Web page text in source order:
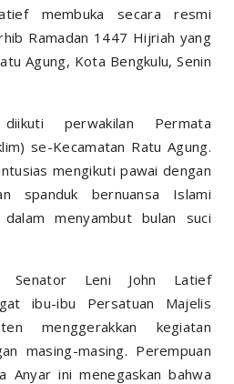
membuka secara resmi
Ramadan 1447 Hijriah yang
Agung, Kota Bengkulu, Senin
perwakilan Permata
se-Kecamatan Ratu Agung.
mengikuti pawai dengan
spanduk bernuansa Islami
menyambut bulan suci
Senator Leni John Latief
ibu-ibu Persatuan Majelis
menggerakkan kegiatan
masing-masing. Perempuan
Anyar ini menegaskan bahwa